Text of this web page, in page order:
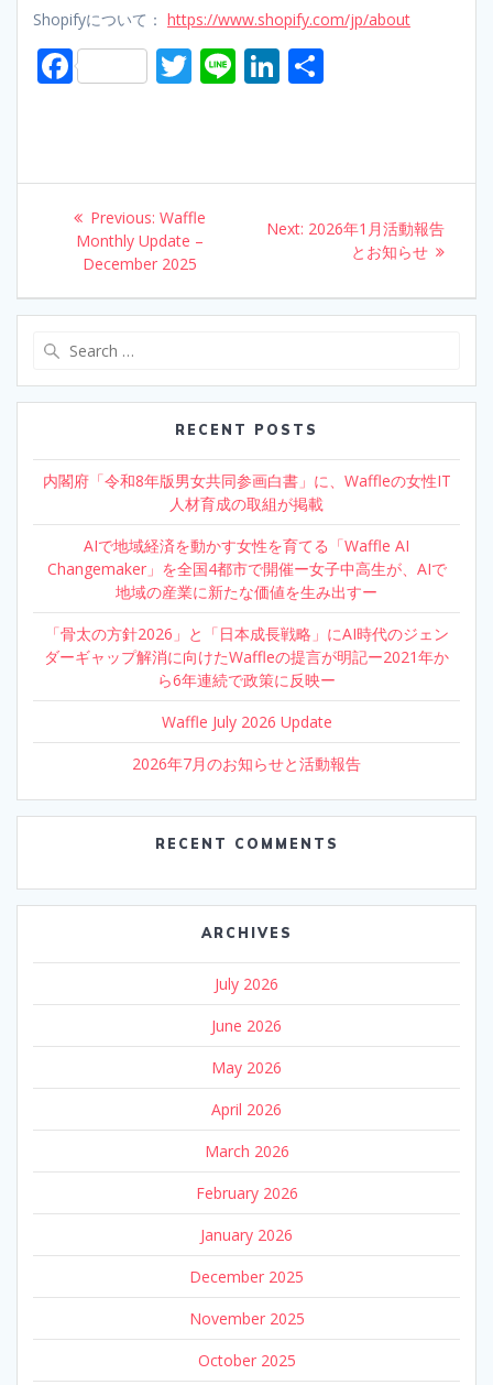
Shopifyについて： https://www.shopify.com/jp/about
F
b
o
o
k
T
er
Li Li
e
n
e
Post
navigation
Previous: Previous
post:
Waffle
Monthly Update –
December 2025
Next: Next
2026年1月活動報告
とお知らせ
RECENT POSTS
内閣府「令和8年版男女共同参画白書」に、Waffleの女性IT
人材育成の取組が掲載
AIで地域経済を動かす女性を育てる「Waffle AI
Changemaker」を全国4都市で開催ー女子中高生が、AIで
地域の産業に新たな価値を生み出すー
「骨太の方針2026」と「日本成長戦略」にAI時代のジェン
ダーギャップ解消に向けたWaffleの提言が明記ー2021年か
ら6年連続で政策に反映ー
Waffle July 2026 Update
2026年7月のお知らせと活動報告
RECENT COMMENTS
ARCHIVES
July 2026
June 2026
May 2026
April 2026
March 2026
February 2026
January 2026
December 2025
November 2025
October 2025